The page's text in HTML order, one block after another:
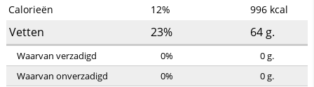
Calorieën 12% 996 kcal
Vetten 23% 64 g.
Waarvan verzadigd 0% 0g.
Waarvan onverzadigd
0% 0g.